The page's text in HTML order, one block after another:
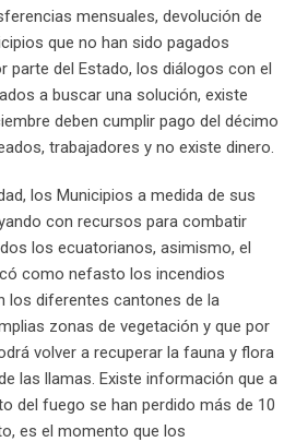
mensuales, devolución de
que no han sido pagados
parte del Estado, los diálogos con el
a buscar una solución, existe
deben cumplir pago del décimo
trabajadores y no existe dinero.
los Municipios a medida de sus
con recursos para combatir
los ecuatorianos, asimismo, el
como nefasto los incendios
los diferentes cantones de la
zonas de vegetación y que por
volver a recuperar la fauna y flora
las llamas. Existe información que a
del fuego se han perdido más de 10
es el momento que los